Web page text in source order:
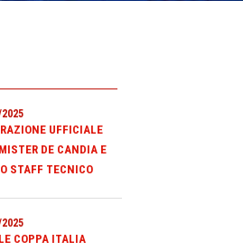
UFFICIALE
DE CANDIA E
STAFF TECNICO
COPPA ITALIA